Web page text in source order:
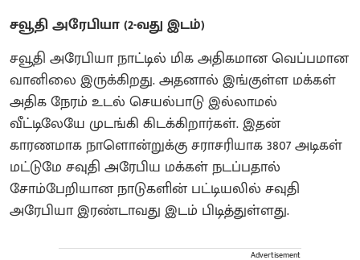
சவூதி அரேபியா (2-வது இடம்)
சவூதி அரேபியா நாட்டில் மிக அதிகமான வெப்பமான
வானிலை இருக்கிறது. அதனால் இங்குள்ள மக்கள்
அதிக நேரம் உடல் செயல்பாடு இல்லாமல்
வீட்டிலேயே முடங்கி கிடக்கிறார்கள். இதன்
காரணமாக நாளொன்றுக்கு சராசரியாக 3807 அடிகள்
மட்டுமே சவுதி அரேபிய மக்கள் நடப்பதால்
சோம்பேறியான நாடுகளின் பட்டியலில் சவுதி
அரேபியா இரண்டாவது இடம் பிடித்துள்ளது.
Advertisement